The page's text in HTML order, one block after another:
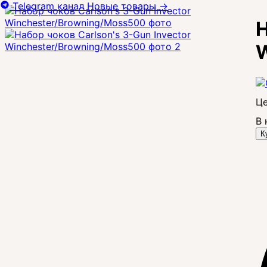
В
Telegram канал Новые товары→